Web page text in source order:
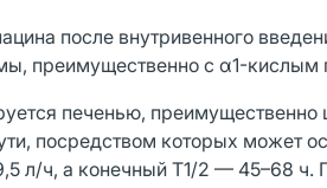
после внутривенного
преимущественно с α1-кислым
печенью,
посредством которых может
л/ч, а конечный T1/2 — 45–68 ч.